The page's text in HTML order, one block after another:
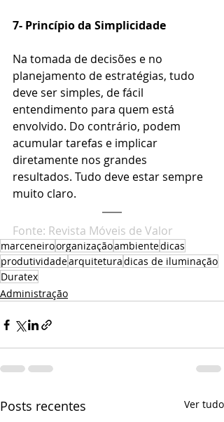
7- Princípio da Simplicidade
Na tomada de decisões e no
planejamento de estratégias, tudo
deve ser simples, de fácil
entendimento para quem está
envolvido. Do contrário, podem
acumular tarefas e implicar
diretamente nos grandes
resultados. Tudo deve estar sempre
muito claro.
Fonte: Revista Móveis de Valor
marceneiroorganizaçãoambientedicas
produtividadearquiteturadicas de iluminação
Duratex
Administração
Posts recentes Ver tudo